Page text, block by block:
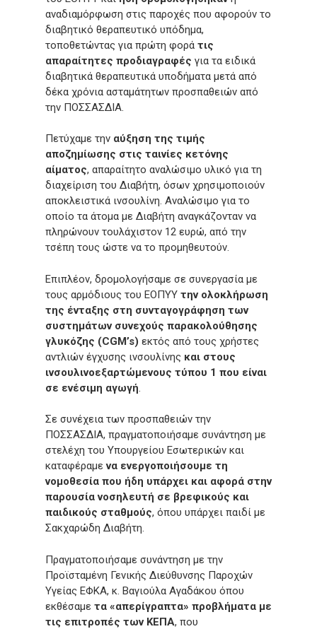
αναδιαμόρφωση στις παροχές που αφορούν το
διαβητικό θεραπευτικό υπόδημα,
τοποθετώντας για πρώτη φορά τις
απαραίτητες προδιαγραφές για τα ειδικά
διαβητικά θεραπευτικά υποδήματα μετά από
δέκα χρόνια ασταμάτητων προσπαθειών από
την ΠΟΣΣΑΣΔΙΑ.
Πετύχαμε την αύξηση της τιμής
αποζημίωσης στις ταινίες κετόνης
αίματος, απαραίτητο αναλώσιμο υλικό για τη
διαχείριση του Διαβήτη, όσων χρησιμοποιούν
αποκλειστικά ινσουλίνη. Αναλώσιμο για το
οποίο τα άτομα με Διαβήτη αναγκάζονταν να
πληρώνουν τουλάχιστον 12 ευρώ, από την
τσέπη τους ώστε να το προμηθευτούν.
Επιπλέον, δρομολογήσαμε σε συνεργασία με
τους αρμόδιους του ΕΟΠΥΥ την ολοκλήρωση
της ένταξης στη συνταγογράφηση των
συστημάτων συνεχούς παρακολούθησης
γλυκόζης (CGM’s) εκτός από τους χρήστες
αντλιών έγχυσης ινσουλίνης και στους
ινσουλινοεξαρτώμενους τύπου 1 που είναι
σε ενέσιμη αγωγή
Σε συνέχεια των προσπαθειών την
ΠΟΣΣΑΣΔΙΑ, πραγματοποιήσαμε συνάντηση με
στελέχη του Υπουργείου Εσωτερικών και
καταφέραμενα ενεργοποιήσουμε τη
νομοθεσία που ήδη υπάρχει και αφορά στην
παρουσία νοσηλευτή σε βρεφικούς και
παιδικούς σταθμούς, όπου υπάρχει παιδί με
Σακχαρώδη Διαβήτη.
Πραγματοποιήσαμε συνάντηση με την
Προϊσταμένη Γενικής Διεύθυνσης Παροχών
Υγείας ΕΦΚΑ, κ. Βαγιούλα Αγαδάκου όπου
εκθέσαμε τα «απερίγραπτα» προβλήματα με
τις επιτροπές των ΚΕΠΑ, που